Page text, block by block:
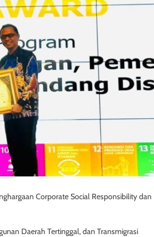
Corporate Social Responsibility dan
Daerah Tertinggal, dan Transmigrasi